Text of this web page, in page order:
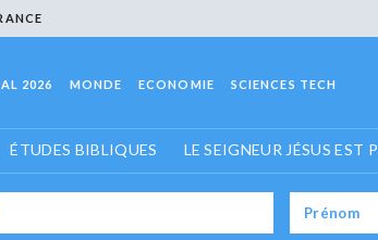
2026 MONDE ECONOMIE SCIENCES TECH
ÉTUDES BIBLIQUES LE SEIGNEUR JÉSUS EST